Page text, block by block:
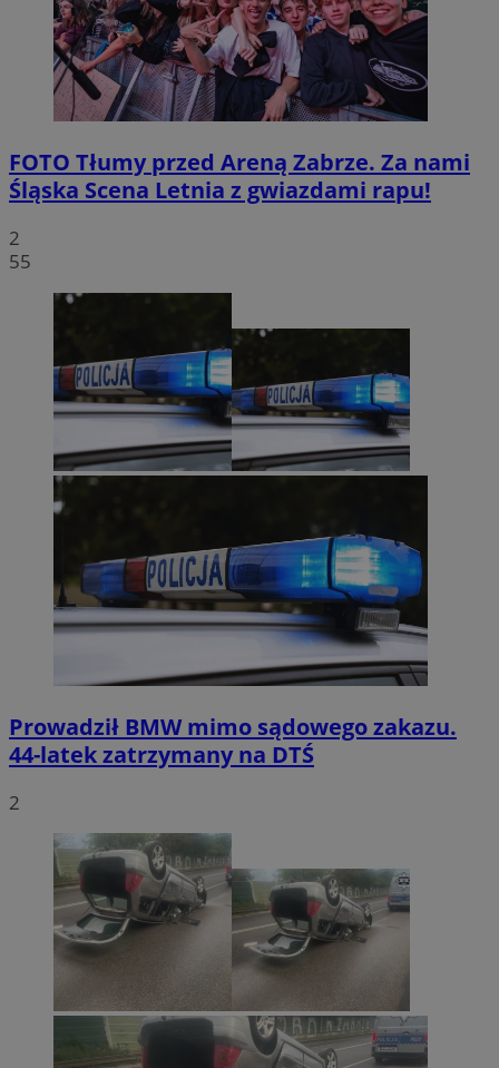
FOTO Tłumy przed Areną Zabrze. Za nami
Śląska Scena Letnia z gwiazdami rapu!
2
55
Prowadził BMW mimo sądowego zakazu.
44-latek zatrzymany na DTŚ
2